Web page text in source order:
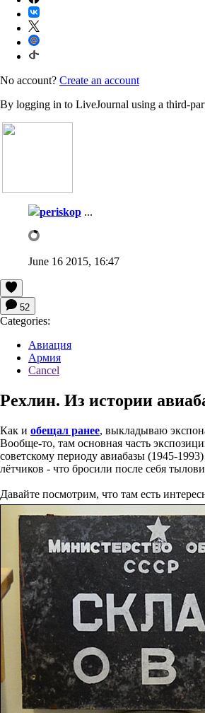
No account? Create an account
By logging in to LiveJournal using a third-
periskop ...
June 16 2015, 16:47
52
Categories:
Авиация
Армия
Cancel
Рехлин. Из истории
Как и обещал ранее, выкладываю
Вообще-то, там основная часть
советскому периоду авиабазы (1945-
лётчиков - что бросили после себя
Давайте посмотрим, что там есть